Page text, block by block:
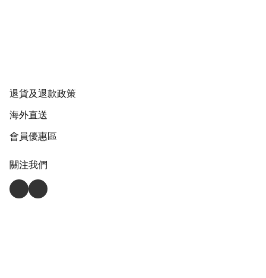
退貨及退款政策
海外直送
會員優惠區
關注我們